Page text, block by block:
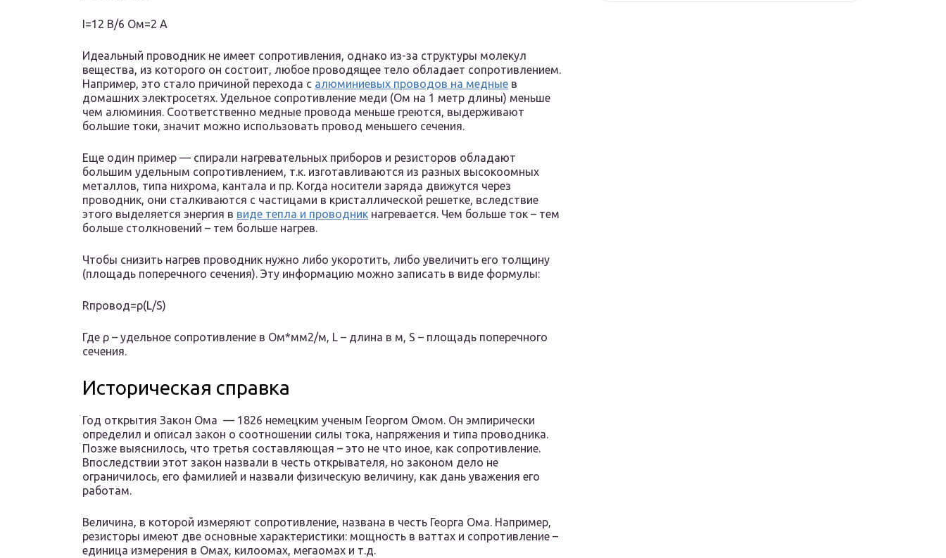
I=12 В/6 Ом=2 А
Идеальный проводник не имеет сопротивления, однако из-за структуры молекул
вещества, из которого он состоит, любое проводящее тело обладает сопротивлением.
Например, это стало причиной перехода с алюминиевых проводов на медные в
домашних электросетях. Удельное сопротивление меди (Ом на 1 метр длины) меньше
чем алюминия. Соответственно медные провода меньше греются, выдерживают
большие токи, значит можно использовать провод меньшего сечения.
Еще один пример — спирали нагревательных приборов и резисторов обладают
большим удельным сопротивлением, т.к. изготавливаются из разных высокоомных
металлов, типа нихрома, кантала и пр. Когда носители заряда движутся через
проводник, они сталкиваются с частицами в кристаллической решетке, вследствие
этого выделяется энергия в виде тепла и проводник нагревается. Чем больше ток – тем
больше столкновений – тем больше нагрев.
Чтобы снизить нагрев проводник нужно либо укоротить, либо увеличить его толщину
(площадь поперечного сечения). Эту информацию можно записать в виде формулы:
Rпровод=ρ(L/S)
Где ρ – удельное сопротивление в Ом*мм2/м, L – длина в м, S – площадь поперечного
сечения.
Историческая справка
Год открытия Закон Ома — 1826 немецким ученым Георгом Омом. Он эмпирически
определил и описал закон о соотношении силы тока, напряжения и типа проводника.
Позже выяснилось, что третья составляющая – это не что иное, как сопротивление.
Впоследствии этот закон назвали в честь открывателя, но законом дело не
ограничилось, его фамилией и назвали физическую величину, как дань уважения его
работам.
Величина, в которой измеряют сопротивление, названа в честь Георга Ома. Например,
резисторы имеют две основные характеристики: мощность в ваттах и сопротивление –
единица измерения в Омах, килоомах, мегаомах и т.д.